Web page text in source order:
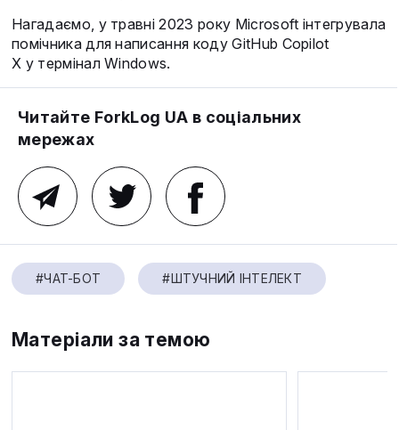
Нагадаємо, у травні 2023 року Microsoft інтегрувала
помічника для написання коду GitHub Copilot
X у термінал Windows.
Читайте ForkLog UA в соціальних
мережах
#ЧАТ-БОТ #ШТУЧНИЙ ІНТЕЛЕКТ
Матеріали за темою